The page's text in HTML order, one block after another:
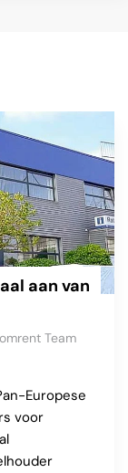
aan van
Team
Europese
voor